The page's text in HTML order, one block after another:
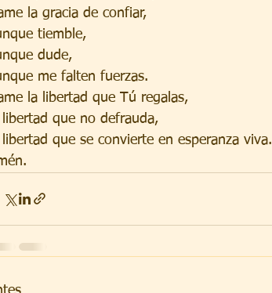
la gracia de confiar,
tiemble,
dude,
me falten fuerzas.
la libertad que Tú regalas,
libertad que no defrauda,
libertad que se convierte en esperanza viva.